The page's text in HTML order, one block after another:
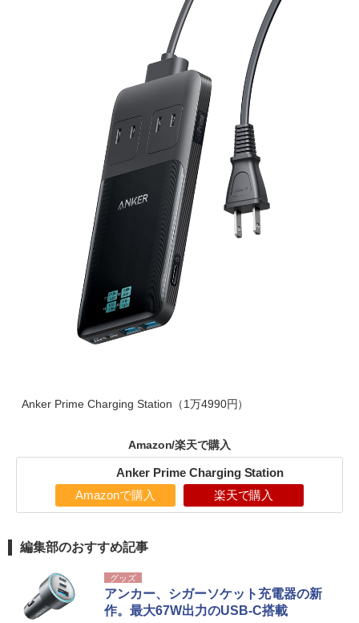
Anker Prime Charging Station（1万4990円）
Amazon/楽天で購入
Anker Prime Charging Station
Amazonで購入 楽天で購入
編集部のおすすめ記事
グッズ
アンカー、シガーソケット充電器の新
作。最大67W出力のUSB-C搭載